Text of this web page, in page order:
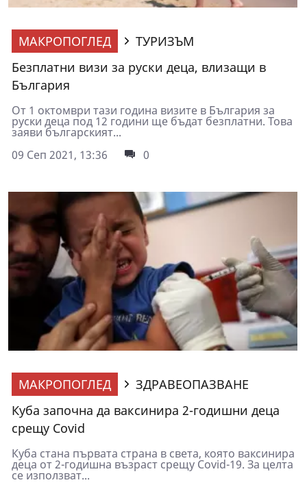
МАКРОПОГЛЕД
ТУРИЗЪМ
Безплатни визи за руски деца, влизащи в
България
От 1 октомври тази година визите в България за
руски деца под 12 години ще бъдат безплатни. Това
заяви българският...
09 Сеп 2021, 13:36
0
МАКРОПОГЛЕД
ЗДРАВЕОПАЗВАНЕ
Куба започна да ваксинира 2-годишни деца
срещу Covid
Куба стана първата страна в света, която ваксинира
деца от 2-годишна възраст срещу Covid-19. За целта
се използват...